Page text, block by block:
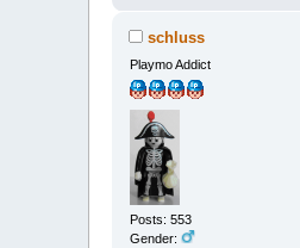
schluss
Playmo Addict
Posts: 553
Gender: